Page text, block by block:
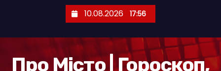
10.08.2026 17:56
Про Місто | Гороскоп,